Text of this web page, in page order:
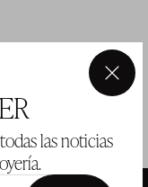
las noticias
×